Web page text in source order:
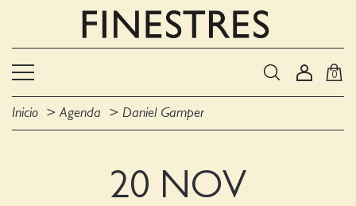
0
Inicio Agenda Daniel Gamper
20 NOV